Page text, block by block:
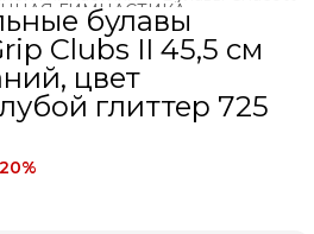
ГИМНАСТИКА
булавы
Clubs II 45,5 см
цвет
глиттер 725
20%